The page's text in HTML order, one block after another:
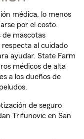
médica, lo menos
por el costo.
de mascotas
al cuidado
ayudar. State Farm
médicos de alta
a los dueños de
de seguro
Trifunovic en San